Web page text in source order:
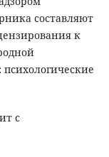
составляют
к
с